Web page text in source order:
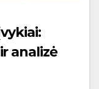
analizė